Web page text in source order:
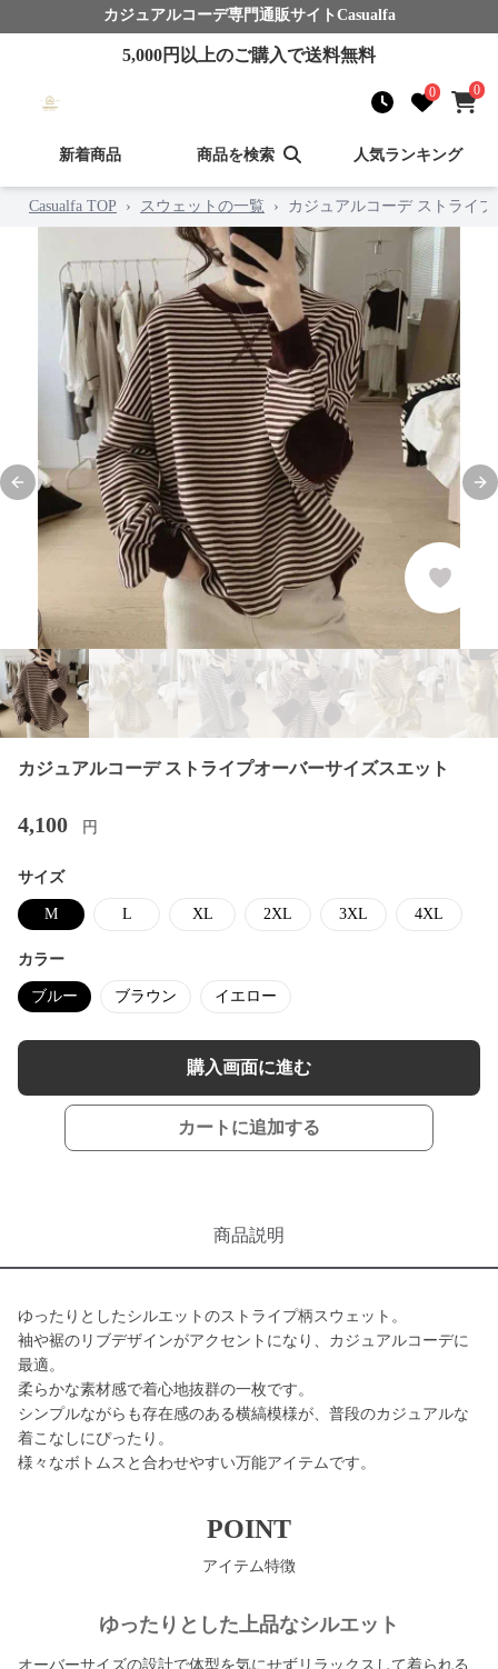
カジュアルコーデ専門通販サイト Casualfa
5,000円以上のご購入で送料無料
0 0
新着商品 商品を検索 人気ランキング
Casualfa TOP › スウェットの一覧 › カジュアルコーデ ストライ
Previous slide
カジュアルコーデ ストライプオーバーサイズスエット
4,100 円
サイズ
M L XL 2XL 3XL 4XL
カラー
ブルー ブラウン イエロー
購入画面に進む
カートに追加する
商品説明
ゆったりとしたシルエットのストライプ柄スウェット。
袖や裾のリブデザインがアクセントになり、カジュアルコーデに
最適。
柔らかな素材感で着心地抜群の一枚です。
シンプルながらも存在感のある横縞模様が、普段のカジュアルな
着こなしにぴったり。
様々なボトムスと合わせやすい万能アイテムです。
POINT
アイテム特徴
ゆったりとした上品なシルエット
オーバーサイズの設計で体型を気にせずリラックスして着られる